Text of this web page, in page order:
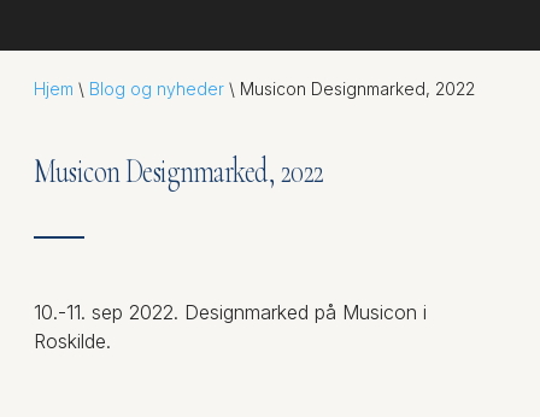
Hjem \ Blog og nyheder \ Musicon Designmarked, 2022
Musicon Designmarked, 2022
10.-11. sep 2022. Designmarked på Musicon i
Roskilde.